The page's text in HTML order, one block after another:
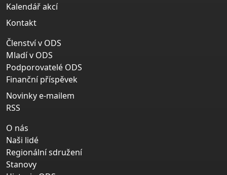
Kalendář akcí
Kontakt
Členství v ODS
Mladí v ODS
Podporovatelé ODS
Finanční příspěvek
Novinky e-mailem
RSS
O nás
Naši lidé
Regionální sdružení
Stanovy